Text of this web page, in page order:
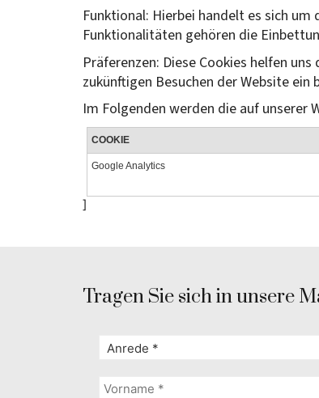
Funktional: Hierbei handelt es sich
Funktionalitäten gehören die
Präferenzen: Diese Cookies helfen
zukünftigen Besuchen der Website ein
Im Folgenden werden die auf unserer
COOKIE
Google Analytics
]
Tragen Sie sich in unsere